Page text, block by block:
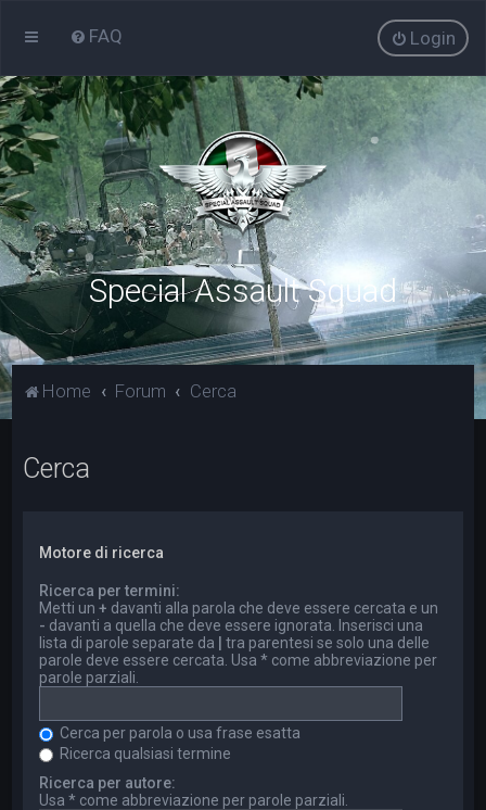
FAQ Login
Special Assault Squad
Home Forum Cerca
Cerca
Motore di ricerca
Ricerca per termini:
Metti un+ davanti alla parola che deve essere cercata e un
- davanti a quella che deve essere ignorata. Inserisci una
lista di parole separate da
tra parentesi se solo una delle
parole deve essere cercata. Usa * come abbreviazione per
parole parziali.
Cerca per parola o usa frase esatta
Ricerca qualsiasi termine
Ricerca per autore:
Usa * come abbreviazione per parole parziali.